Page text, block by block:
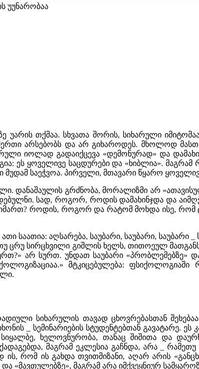
უუნარობაა
უარის თქმაა. სხვათა შორის, სიხარული
არსებობს და არ გიხაროდეს. მხოლოდ
იოლად გადაიქცევა «დემონურად» და
ეს ყოველივე საცდურები და «ხიბლია».
საეჭვოა. პირველი, მთავარი წყარო
დანაშაულის გრძნობა, მორალიზმი არ
სად, როგორ, როდის დამახინჯდა და
როდის, როგორ და რატომ მოხდა ისე,
საათია: აღსარება, საუბარი, საუბარი,
ცრუ სირცხვილი გიშლის ხელს, თითოეულ
არ სურთ. უნდათ საუბარი «პრობლემებზე»
მტკიცებულება:
სიხარულის თავად ცხოვრებასთან
სემინარიების სტუდენტებთან გავატარე. ეს
ხელოვნურობა, თანაც შიშითა და
მაგრამ ეკლესია გაჩნდა, არა _
რომ ის გახდა თვითმიზანი, აღარ არის
«მავთულებზე», მაგრამ არა იმქვეყნიურ